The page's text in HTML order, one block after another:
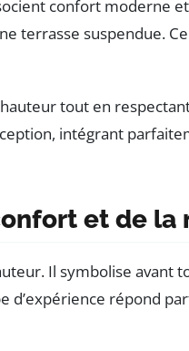
confort moderne
terrasse suspendue.
tout en
intégrant
et de
Il symbolise avant
répond